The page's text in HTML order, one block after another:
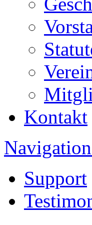
Kontakt
Support